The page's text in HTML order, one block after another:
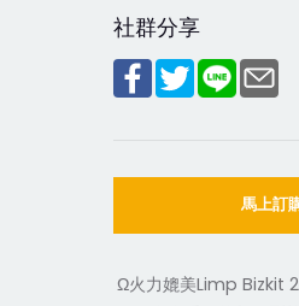
社群分享
馬上訂
Ω火力媲美Limp Bizkit